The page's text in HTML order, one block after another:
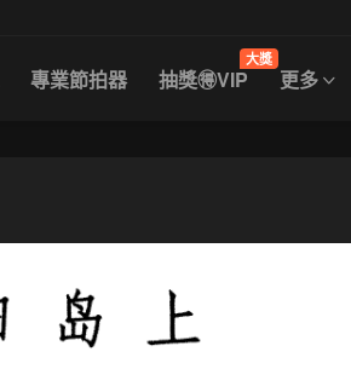
專業節拍器 抽獎🉐VIP
大獎
更多